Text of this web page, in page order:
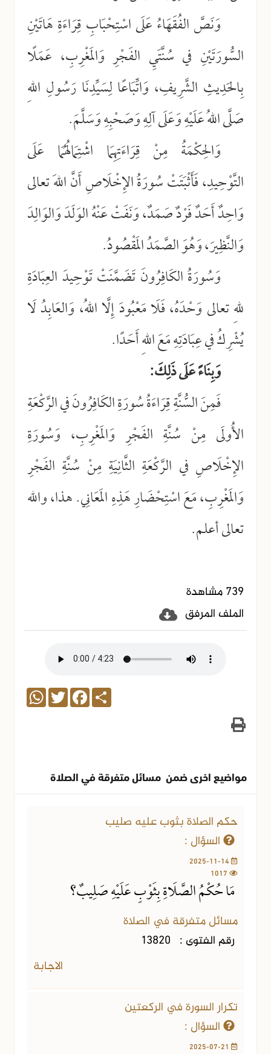
وَنَصَّ الفُقَهَاءُ عَلَى اسْتِحْبَابِ قِرَاءَةِ هَاتَيْنِ
السُّورَتَيْنِ في سُنَّتَيِ الفَجْرِ وَالمَغْرِبِ، عَمَلًا
بِالحَدِيثِ الشَّرِيفِ، وَاتِّبَاعًا لِسَيِّدِنَا رَسُولِ اللهِ
صَلَّى اللهُ عَلَيْهِ وَعَلَى آلِهِ وَصَحْبِهِ وَسَلَّمَ.
وَالحِكْمَةُ مِنْ قِرَاءَتِهِمَا اشْتِمَالُهُمَا عَلَى
التَّوْحِيدِ، فَأَثْبَتَتْ سُورَةُ الإِخْلَاصِ أَنَّ اللهَ تعالى
وَاحِدٌ أَحَدٌ فَرْدٌ صَمَدٌ، وَنَفَتْ عَنْهُ الوَلَدَ وَالوَالِدَ
وَالنَّظِيرَ، وَهُوَ الصَّمَدُ المَقْصُودُ.
وَسُورَةُ الكَافِرُونَ تَضَمَّنَتْ تَوْحِيدَ العِبَادَةِ
للهِ تعالى وَحْدَهُ، فَلَا مَعْبُودَ إِلَّا اللهُ، وَالعَابِدُ لَا
يُشْرِكُ في عِبَادَتِهِ مَعَ اللهِ أَحَدًا.
وَبِنَاءً عَلَى ذَلِكَ:
فَمِنَ السُّنَّةِ قِرَاءَةُ سُورَةِ الكَافِرُونَ في الرَّكْعَةِ
الأُولَى مِنْ سُنَّةِ الفَجْرِ وَالمَغْرِبِ، وَسُورَةِ
الإِخْلَاصِ في الرَّكْعَةِ الثَّانِيَةِ مِنْ سُنَّةِ الفَجْرِ
وَالمَغْرِبِ، مَعَ اسْتِحْضَارِ هَذِهِ المَعَانِي. هذا، والله
تعالى أعلم.
739 مشاهدة
الملف المرفق
Share
Facebook
Twitter
WhatsApp
مواضيع اخرى ضمن مسائل متفرقة في الصلاة
حكم الصلاة بثوب عليه صليب
السؤال :
مَا حُكْمُ الصَّلَاةِ بِثَوْبٍ عَلَيْهِ صَلِيبٌ؟
مسائل متفرقة في الصلاة
رقم الفتوى : 13820
الاجابة
تكرار السورة في الركعتين
السؤال :